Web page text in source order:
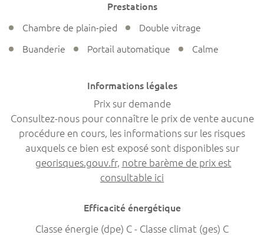
Prestations
Chambre de plain-pied
Double vitrage
Buanderie
Portail automatique Calme
Informations légales
Prix sur demande
Consultez-nous pour connaître le prix de vente aucune
procédure en cours, les informations sur les risques
auxquels ce bien est exposé sont disponibles sur
georisques.gouv.fr, notre barème de prix est
consultable ici
Efficacité énergétique
Classe énergie (dpe) C - Classe climat (ges) C